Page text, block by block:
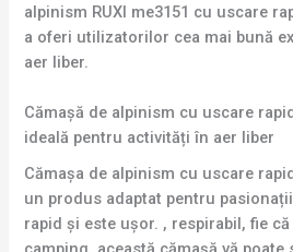
alpinism RUXI me3151 cu uscare
a oferi utilizatorilor cea mai bună
aer liber.
Cămașă de alpinism cu uscare
ideală pentru activități în aer liber
Cămașa de alpinism cu uscare
un produs adaptat pentru
rapid și este ușor. , respirabil, fie